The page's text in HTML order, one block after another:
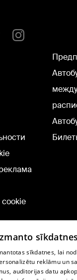
cookie
sīkdatnes
sīkdatnes, lai
reklāmu un
auditorijas datu